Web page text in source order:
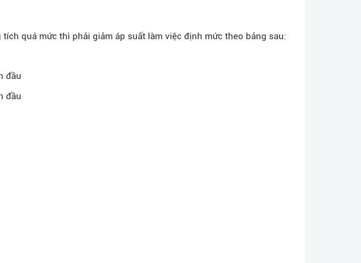
quá mức thì phải giảm áp suất làm việc định mức theo bảng sau:
đầu
đầu